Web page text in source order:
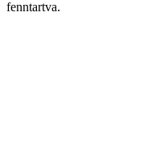
fenntartva.